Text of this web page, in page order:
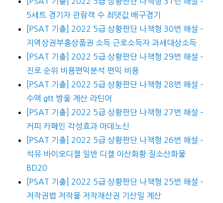
5세트 경기자 관람객 수 최댓값 배구경기
[PSAT 기출] 2022 5급 상황판단 나책형 30번 해설 –
지역상권부흥상품권 소득 근로소득자 과세대상소득
[PSAT 기출] 2022 5급 상황판단 나책형 29번 해설 –
진로 순위 비용편익분석 편익 비용
[PSAT 기출] 2022 5급 상황판단 나책형 28번 해설 –
수액 gtt 방울 계산 라틴어
[PSAT 기출] 2022 5급 상황판단 나책형 27번 해설 –
커피 카페인 각성효과 아데노신
[PSAT 기출] 2022 5급 상황판단 나책형 26번 해설 –
석유 바이오디젤 일반 디젤 이산화황 질소산화물
BD20
[PSAT 기출] 2022 5급 상황판단 나책형 25번 해설 –
저작권법 저작물 저작재산권 기산일 계산